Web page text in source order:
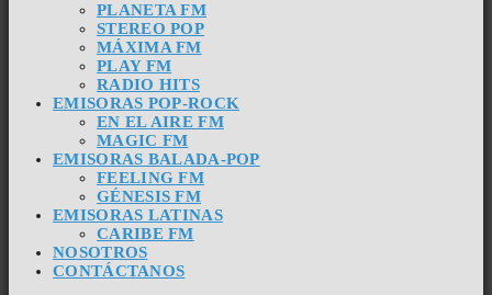
PLANETA FM
STEREO POP
MÁXIMA FM
PLAY FM
RADIO HITS
EMISORAS POP-ROCK
EN EL AIRE FM
MAGIC FM
EMISORAS BALADA-POP
FEELING FM
GÉNESIS FM
EMISORAS LATINAS
CARIBE FM
NOSOTROS
CONTÁCTANOS